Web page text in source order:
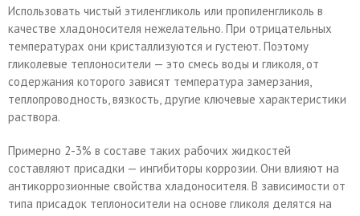
Использовать чистый этиленгликоль или пропиленгликоль в
качестве хладоносителя нежелательно. При отрицательных
температурах они кристаллизуются и густеют. Поэтому
гликолевые теплоносители — это смесь воды и гликоля, от
содержания которого зависят температура замерзания,
теплопроводность, вязкость, другие ключевые характеристики
раствора.
Примерно 2-3% в составе таких рабочих жидкостей
составляют присадки — ингибиторы коррозии. Они влияют на
антикоррозионные свойства хладоносителя. В зависимости от
типа присадок теплоносители на основе гликоля делятся на